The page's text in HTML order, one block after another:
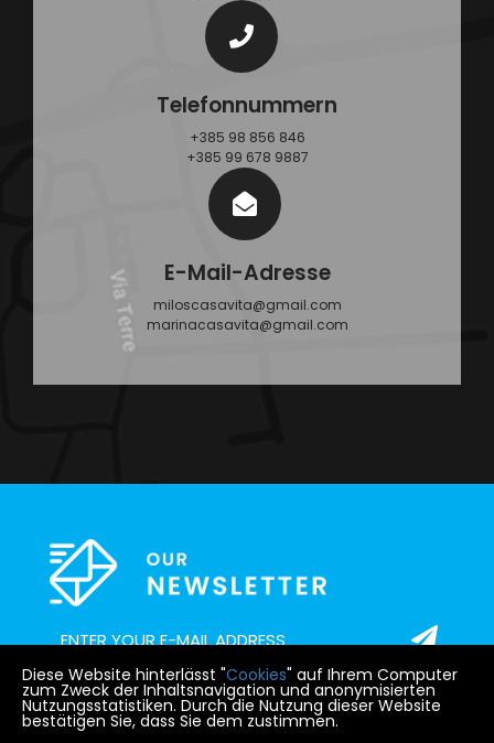
Telefonnummern
+385 98 856 846
+385 99 678 9887
E-Mail-Adresse
miloscasavita@gmail.com
marinacasavita@gmail.com
Diese Website hinterlässt "Cookies" auf Ihrem Computer
zum Zweck der Inhaltsnavigation und anonymisierten
Nutzungsstatistiken. Durch die Nutzung dieser Website
bestätigen Sie, dass Sie dem zustimmen.